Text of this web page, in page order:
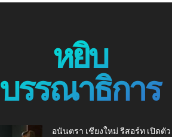
หยิบ
บรรณาธิการ
อนันตรา เชียงใหม่ รีสอร์ท เปิดตัว